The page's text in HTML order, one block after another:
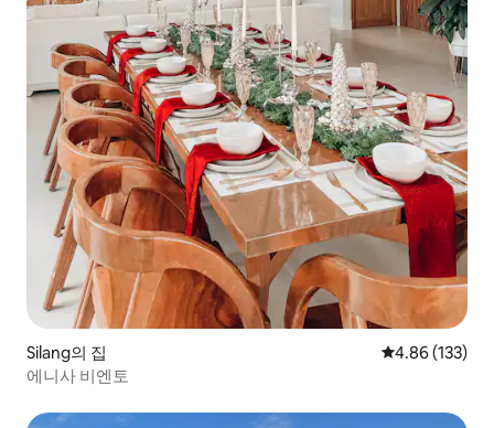
Silang의 집 평점 4.86점(5
4.86 (133)
에니사 비엔토